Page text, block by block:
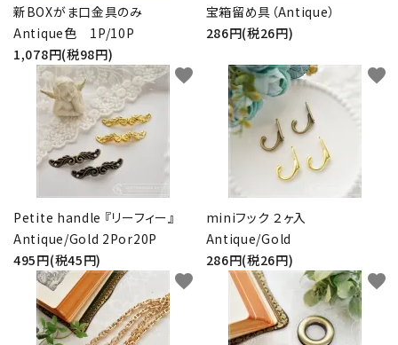
新BOXがま口金具のみ
Antique色 1P/10P
1,078円(税98円)
宝箱留め具（Antique）
286円(税26円)
Petite handle 『リーフィー』
Antique/Gold 2Por20P
495円(税45円)
favorite
miniフック ２ヶ入
Antique/Gold
286円(税26円)
favorite
favorite favorite